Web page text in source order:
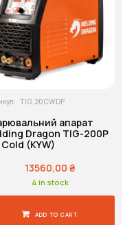
TIG.20CWDP
апарат
Dragon TIG-200P
Cold (KYW)
13560,00 ₴
4 in stock
ADD TO CART